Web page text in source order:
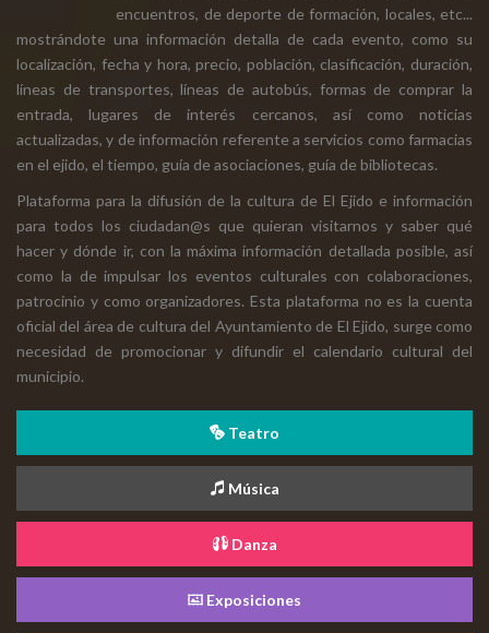
encuentros, de deporte de formación, locales, etc...
mostrándote una información detalla de cada evento, como su
localización, fecha y hora, precio, población, clasificación, duración,
líneas de transportes, líneas de autobús, formas de comprar la
entrada, lugares de interés cercanos, así como noticias
actualizadas, y de información referente a servicios como farmacias
en el ejido, el tiempo, guía de asociaciones, guía de bibliotecas.
Plataforma para la difusión de la cultura de El Ejido e información
para todos los ciudadan@s que quieran visitarnos y saber qué
hacer y dónde ir, con la máxima información detallada posible, así
como la de impulsar los eventos culturales con colaboraciones,
patrocinio y como organizadores. Esta plataforma no es la cuenta
oficial del área de cultura del Ayuntamiento de El Ejido, surge como
necesidad de promocionar y difundir el calendario cultural del
municipio.
Teatro
Música
Danza
Exposiciones